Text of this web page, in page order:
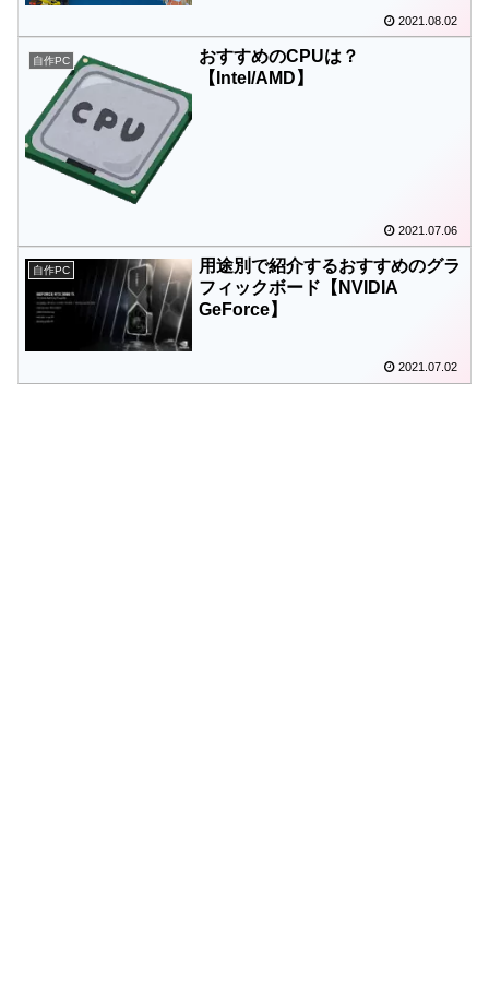
2021.08.02
自作PC
おすすめのCPUは？
【Intel/AMD】
2021.07.06
自作PC
用途別で紹介するおすすめのグラ
フィックボード【NVIDIA
GeForce】
2021.07.02